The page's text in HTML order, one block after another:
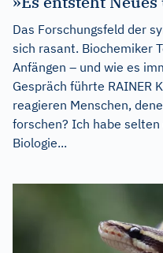
Das Forschungsfeld der
sich rasant. Biochemiker
Anfängen – und wie es
Gespräch führte RAINER
reagieren Menschen,
forschen? Ich habe
Biologie...